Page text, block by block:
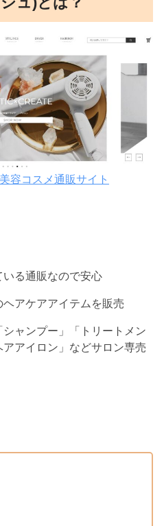
容コスメ通販サイト
る通販なので安心
アケアアイテムを販売
ャンプー」「トリートメン
アアイロン」などサロン専売